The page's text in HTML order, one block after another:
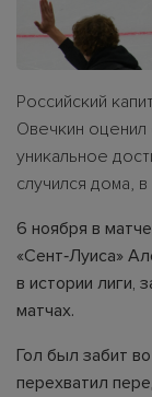
Российский
Овечкин оценил
уникальное
случился дома,
6 ноября в
«Сент‑Луиса»
в истории лиги,
матчах.
Гол был забит
перехватил